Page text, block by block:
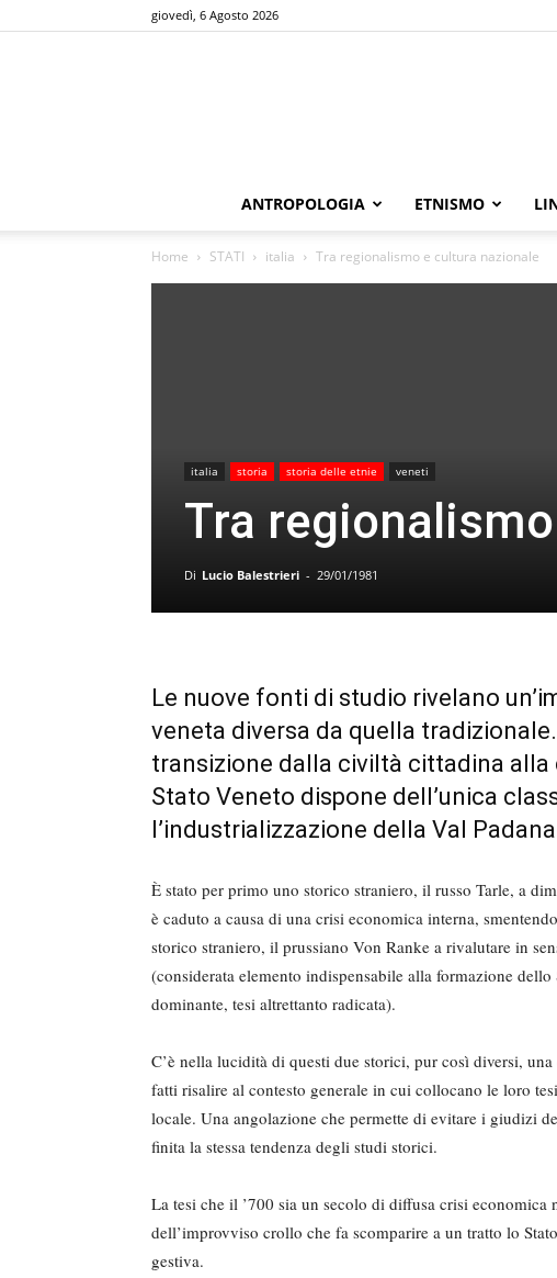
giovedì, 6 Agosto 2026
ANTROPOLOGIA ETNISMO
Home STATI italia Tra regionalismo e cultura nazionale
italia storia storia delle etnie veneti
Tra
Di Lucio Balestrieri - 29/01/1981
Le nuove fonti di studio rivelano
veneta diversa da quella
transizione dalla civiltà cittadina alla
Stato Veneto dispone dell’unica
l’industrializzazione della Val
È stato per primo uno storico stra­niero, il russo Tarle, a
è caduto a causa di una crisi economica interna,
storico straniero, il prussia­no Von Ranke a rivalutare in
(considerata elemento indispensabile alla formazione
dominante, tesi altrettanto radicata).
C’è nella lucidità di questi due storici, pur così diversi,
fatti risalire al contesto generale in cui collocano le loro
locale. Una angolazione che permette di evitare i giudizi
finita la stessa tendenza degli studi storici.
La tesi che il ’700 sia un secolo di diffusa crisi economica
dell’improvviso crollo che fa scom­parire a un tratto lo
gestiva.